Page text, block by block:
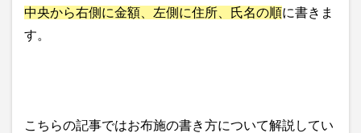
中央から右側に金額、左側に住所、氏名の順に書きま
す。
こちらの記事ではお布施の書き方について解説してい